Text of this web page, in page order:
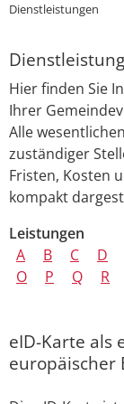
Dienstleistungen
Hier finden Sie
Ihrer
Alle
zuständiger
Fristen, Kosten
kompakt
Leistungen
A
B C D
O
P Q R
eID-Karte als
europäischer